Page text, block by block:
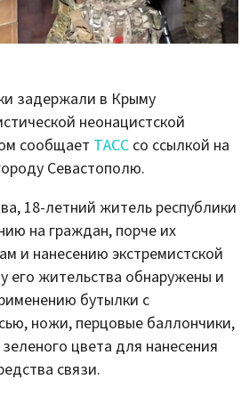
задержали в Крыму
неонацистской
сообщает ТАСС со ссылкой на
Севастополю.
18-летний житель республики
на граждан, порче их
и нанесению экстремистской
его жительства обнаружены и
бутылки с
ножи, перцовые баллончики,
цвета для нанесения
связи.